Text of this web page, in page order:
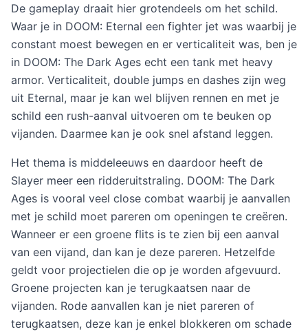
De gameplay draait hier grotendeels om het schild.
Waar je in DOOM: Eternal een fighter jet was waarbij je
constant moest bewegen en er verticaliteit was, ben je
in DOOM: The Dark Ages echt een tank met heavy
armor. Verticaliteit, double jumps en dashes zijn weg
uit Eternal, maar je kan wel blijven rennen en met je
schild een rush-aanval uitvoeren om te beuken op
vijanden. Daarmee kan je ook snel afstand leggen.
Het thema is middeleeuws en daardoor heeft de
Slayer meer een ridderuitstraling. DOOM: The Dark
Ages is vooral veel close combat waarbij je aanvallen
met je schild moet pareren om openingen te creëren.
Wanneer er een groene flits is te zien bij een aanval
van een vijand, dan kan je deze pareren. Hetzelfde
geldt voor projectielen die op je worden afgevuurd.
Groene projecten kan je terugkaatsen naar de
vijanden. Rode aanvallen kan je niet pareren of
terugkaatsen, deze kan je enkel blokkeren om schade